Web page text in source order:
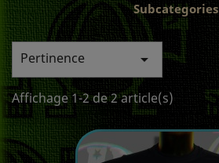
Subcategories
Pertinence 
Affichage 1-2 de 2 article(s)